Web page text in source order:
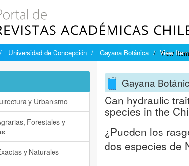
Universidad de Concepción Gayana Botánica View Item
Gayana
Can hydraulic
species in the
¿Pueden los
dos especies de
y Urbanismo
Forestales y
y Naturales